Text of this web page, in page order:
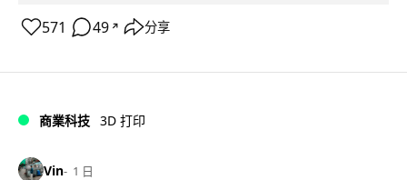
571 49 ↗ 分享
商業科技 3D 打印
Vin 1 日